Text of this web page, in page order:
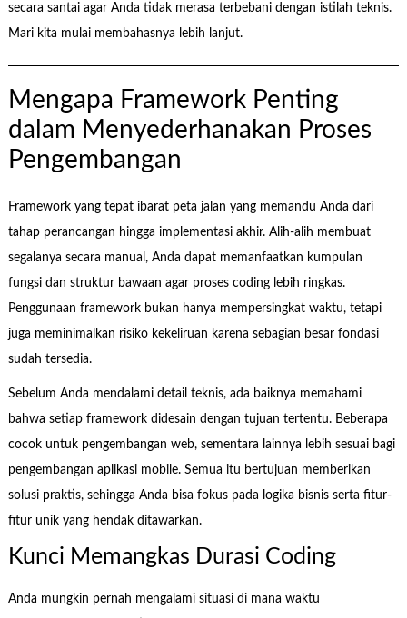
secara santai agar Anda tidak merasa terbebani dengan istilah teknis.
Mari kita mulai membahasnya lebih lanjut.
Mengapa Framework Penting
dalam Menyederhanakan Proses
Pengembangan
Framework yang tepat ibarat peta jalan yang memandu Anda dari
tahap perancangan hingga implementasi akhir. Alih-alih membuat
segalanya secara manual, Anda dapat memanfaatkan kumpulan
fungsi dan struktur bawaan agar proses coding lebih ringkas.
Penggunaan framework bukan hanya mempersingkat waktu, tetapi
juga meminimalkan risiko kekeliruan karena sebagian besar fondasi
sudah tersedia.
Sebelum Anda mendalami detail teknis, ada baiknya memahami
bahwa setiap framework didesain dengan tujuan tertentu. Beberapa
cocok untuk pengembangan web, sementara lainnya lebih sesuai bagi
pengembangan aplikasi mobile. Semua itu bertujuan memberikan
solusi praktis, sehingga Anda bisa fokus pada logika bisnis serta fitur-
fitur unik yang hendak ditawarkan.
Kunci Memangkas Durasi Coding
Anda mungkin pernah mengalami situasi di mana waktu